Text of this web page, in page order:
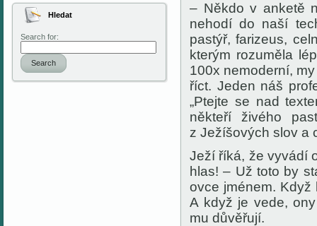
Hledat
Search for:
Search
– Někdo v anketě
nehodí do naší
pastýř, farizeus,
kterým rozuměla
100x nemoderní,
říct. Jeden náš
„Ptejte se nad
někteří živého
z Ježíšových slov a
Ježí říká, že vyvádí
hlas! – Už toto by
ovce jménem.
A když je vede,
mu důvěřují.